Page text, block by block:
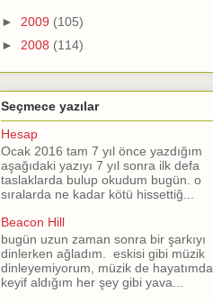
► 2009 (105)
► 2008 (114)
Seçmece yazılar
Hesap
Ocak 2016 tam 7 yıl önce yazdığım
aşağıdaki yazıyı 7 yıl sonra ilk defa
taslaklarda bulup okudum bugün. o
sıralarda ne kadar kötü hissettiğ...
Beacon Hill
bugün uzun zaman sonra bir şarkıyı
dinlerken ağladım. eskisi gibi müzik
dinleyemiyorum, müzik de hayatımda
keyif aldığım her şey gibi yava...